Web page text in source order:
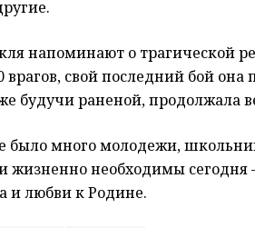
напоминают о трагической
свой последний бой она
будучи раненой, продолжала
было много молодежи,
жизненно необходимы сегодня
и любви к Родине.